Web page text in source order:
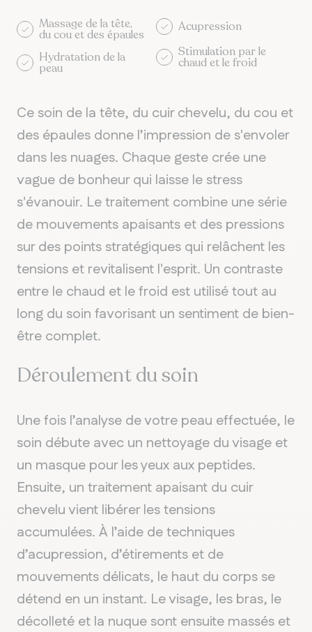
Chelsea
Massage de la tête,
du cou et des épaules
Hydratation de la
peau
Acupression
Stimulation par le
chaud et le froid
Ce soin de la tête, du cuir chevelu, du cou et
des épaules donne l’impression de s'envoler
dans les nuages. Chaque geste crée une
vague de bonheur qui laisse le stress
s'évanouir. Le traitement combine une série
de mouvements apaisants et des pressions
sur des points stratégiques qui relâchent les
tensions et revitalisent l'esprit. Un contraste
entre le chaud et le froid est utilisé tout au
long du soin favorisant un sentiment de bien-
être complet.
Déroulement du soin
Une fois l’analyse de votre peau effectuée, le
soin débute avec un nettoyage du visage et
un masque pour les yeux aux peptides.
Ensuite, un traitement apaisant du cuir
chevelu vient libérer les tensions
accumulées. À l’aide de techniques
d’acupression, d’étirements et de
mouvements délicats, le haut du corps se
détend en un instant. Le visage, les bras, le
décolleté et la nuque sont ensuite massés et